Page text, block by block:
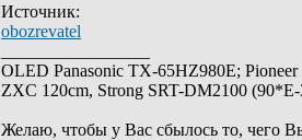
Источник:
obozrevatel
OLED Panasonic TX-65HZ980E;
ZXC 120cm, Strong SRT-DM2100
Желаю, чтобы у Вас сбылось то, чего